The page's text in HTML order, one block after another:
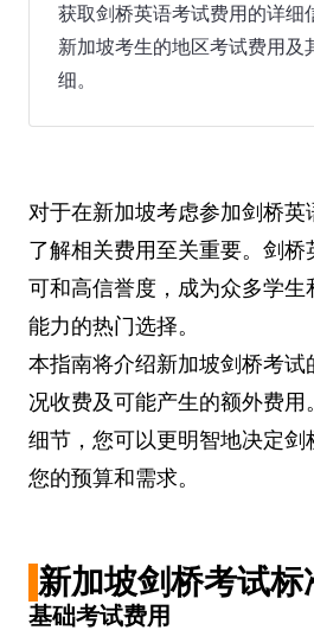
获取剑桥英语考试费用的详细
新加坡考生的地区考试费用及
细。
对于在新加坡考虑参加剑桥英
了解相关费用至关重要。剑桥
可和高信誉度，成为众多学
能力的热门选择。
本指南将介绍新加坡剑桥考
况收费及可能产生的额外费用
细节，您可以更明智地决定剑
您的预算和需求。
新加坡剑桥考试标
基础考试费用